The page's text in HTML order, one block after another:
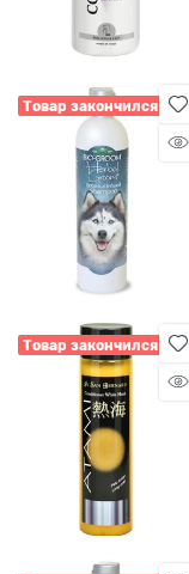
Товар закончился
Товар закончился